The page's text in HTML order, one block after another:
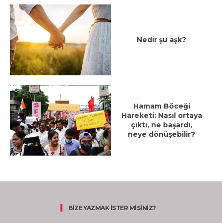
Nedir şu aşk?
Hamam Böceği
Hareketi: Nasıl ortaya
çıktı, ne başardı,
neye dönüşebilir?
BİZE YAZMAK İSTER MİSİNİZ?